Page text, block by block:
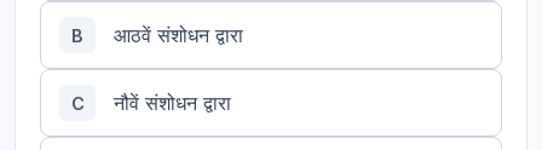
B आठवें संशोधन द्वारा
C नौवें संशोधन द्वारा